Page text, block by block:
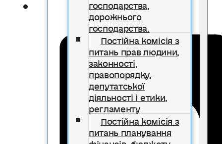
господарства,
дорожнього
господарства.
Постійна комісія з
питань прав людини,
законності,
правопорядку,
депутатської
діяльності і етики,
регламенту
Постійна комісія з
питань планування